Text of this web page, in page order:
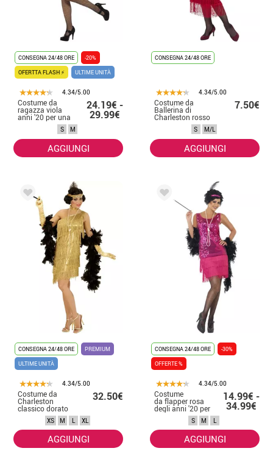
CONSEGNA 24/48 ORE
-20%
OFERTTA FLASH ⚡
ULTIME UNITÀ
4.34/5.00
Costume da
ragazza viola
anni '20 per una
24.19€ -
29.99€
S M
AGGIUNGI
CONSEGNA 24/48 ORE
4.34/5.00
Costume da
Ballerina di
Charleston rosso
7.50€
S M/L
AGGIUNGI
CONSEGNA 24/48 ORE
PREMIUM
ULTIME UNITÀ
4.34/5.00
Costume da
Charleston
classico dorato
da donna
32.50€
XS M L XL
AGGIUNGI
CONSEGNA 24/48 ORE
-30%
OFFERTE %
4.34/5.00
Costume
da flapper rosa
degli anni '20 per
donna
14.99€ -
34.99€
S M L
AGGIUNGI